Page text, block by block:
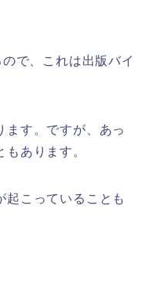
で、これは出版バイ
ます。ですが、あっ
あります。
起こっていることも